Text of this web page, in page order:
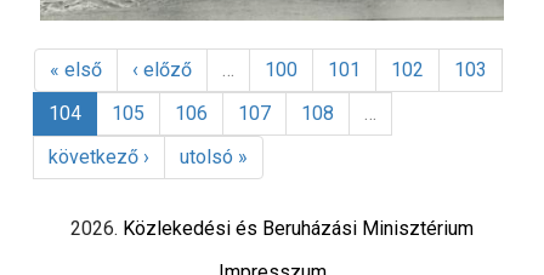
« első ‹ előző … 100 101 102
103
104
105 106 107 108
…
következő ›
utolsó »
2026. Közlekedési és Beruházási Minisztérium